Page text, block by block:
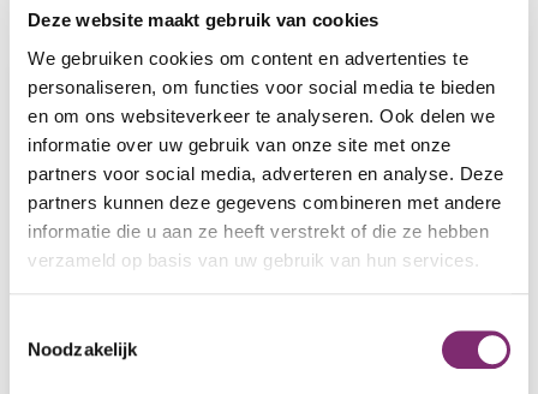
Deze website maakt gebruik van cookies
We gebruiken cookies om content en advertenties te
personaliseren, om functies voor social media te bieden
en om ons websiteverkeer te analyseren. Ook delen we
informatie over uw gebruik van onze site met onze
partners voor social media, adverteren en analyse. Deze
partners kunnen deze gegevens combineren met andere
informatie die u aan ze heeft verstrekt of die ze hebben
verzameld op basis van uw gebruik van hun services.
Noodzakelijk
Open bestanden:
Je kunt ook open bestanden aanleveren:
Lever dan compleet aan: opmaak, beelden en
fonts.
Je kunt ook lettertypen naar contouren omzetten
en gebruikte afbeeldingen insluiten.
Gebruik duidelijke bestandsnamen en mapjes voor